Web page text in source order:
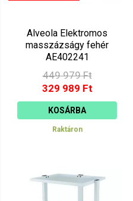
Alveola Elektromos
masszázságy fehér
AE402241
449 979 Ft
329 989 Ft
KOSÁRBA
Raktáron